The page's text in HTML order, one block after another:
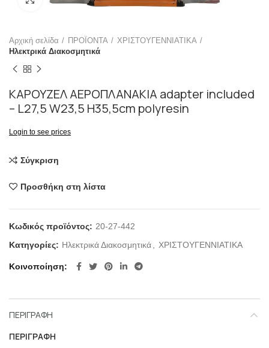
Αρχική σελίδα ΠΡΟΪΟΝΤΑ
ΧΡΙΣΤΟΥΓΕΝΝΙΑΤΙΚΑ
Ηλεκτρικά Διακοσμητικά
ΚΑΡΟΥΖΕΛ ΑΕΡΟΠΛΑΝΑΚΙΑ adapter included
– L27,5 W23,5 H35,5cm polyresin
Login to see prices
Σύγκριση
Προσθήκη στη λίστα
Κωδικός προϊόντος: 20-27-442
Κατηγορίες: Ηλεκτρικά Διακοσμητικά ΧΡΙΣΤΟΥΓΕΝΝΙΑΤΙΚΑ
Κοινοποίηση
ΠΕΡΙΓΡΑΦΉ
ΠΕΡΙΓΡΑΦΉ